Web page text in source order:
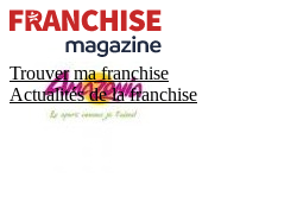
Trouver ma franchise
Actualités de la franchise